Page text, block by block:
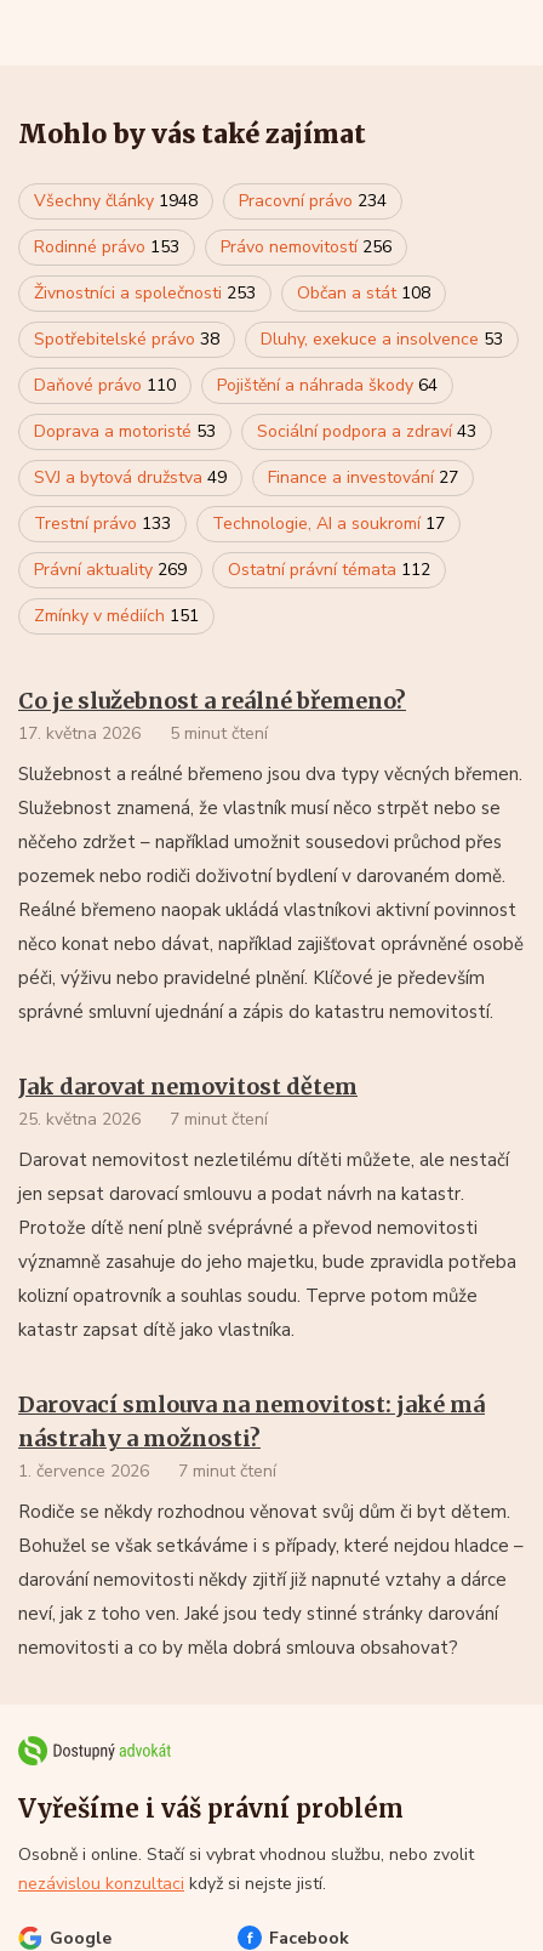
Mohlo by vás také zajímat
Všechny články 1948 Pracovní právo 234
Rodinné právo 153 Právo nemovitostí 256
Živnostníci a společnosti 253 Občan a stát 108
Spotřebitelské právo 38 Dluhy, exekuce a insolvence 53
Daňové právo 110 Pojištění a náhrada škody 64
Doprava a motoristé 53 Sociální podpora a zdraví43
SVJ a bytová družstva 49 Finance a investování 27
Trestní právo 133 Technologie, AI a soukromí 17
Právní aktuality 269 Ostatní právní témata 112
Zmínky v médiích 151
Co je služebnost a reálné břemeno?
17. května 2026 5 minut čtení
Služebnost a reálné břemeno jsou dva typy věcných břemen.
Služebnost znamená, že vlastník musí něco strpět nebo se
něčeho zdržet – například umožnit sousedovi průchod přes
pozemek nebo rodiči doživotní bydlení v darovaném domě.
Reálné břemeno naopak ukládá vlastníkovi aktivní povinnost
něco konat nebo dávat, například zajišťovat oprávněné osobě
péči, výživu nebo pravidelné plnění. Klíčové je především
správné smluvní ujednání a zápis do katastru nemovitostí.
Jak darovat nemovitost dětem
25. května 2026 7 minut čtení
Darovat nemovitost nezletilému dítěti můžete, ale nestačí
jen sepsat darovací smlouvu a podat návrh na katastr.
Protože dítě není plně svéprávné a převod nemovitosti
významně zasahuje do jeho majetku, bude zpravidla potřeba
kolizní opatrovník a souhlas soudu. Teprve potom může
katastr zapsat dítě jako vlastníka.
Darovací smlouva na nemovitost: jaké má
nástrahy a možnosti?
1. července 2026 7 minut čtení
Rodiče se někdy rozhodnou věnovat svůj dům či byt dětem.
Bohužel se však setkáváme i s případy, které nejdou hladce –
darování nemovitosti někdy zjitří již napnuté vztahy a dárce
neví, jak z toho ven. Jaké jsou tedy stinné stránky darování
nemovitosti a co by měla dobrá smlouva obsahovat?
Vyřešíme i váš právní problém
Osobně i online. Stačí si vybrat vhodnou službu, nebo zvolit
nezávislou konzultaci když si nejste jistí.
Google Facebook